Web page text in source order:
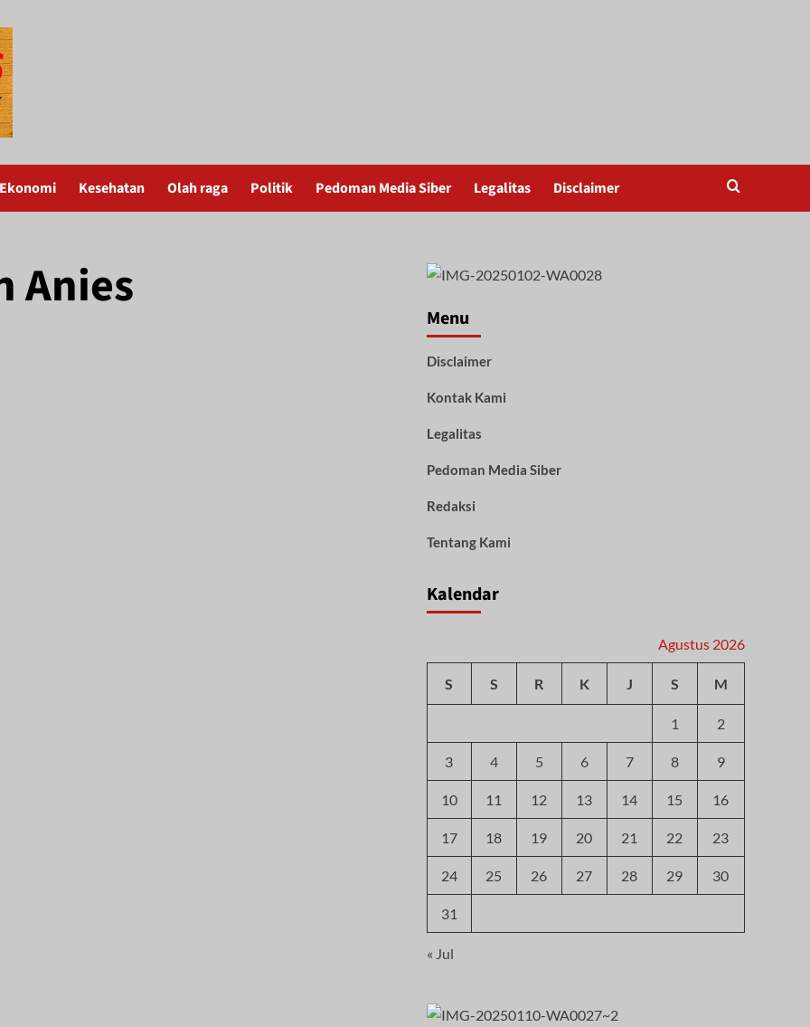
Ekonomi Kesehatan Olah raga Politik Pedoman Media Siber Legalitas Disclaimer
Anies
Menu
Disclaimer
Kontak Kami
Legalitas
Pedoman Media Siber
Redaksi
Tentang Kami
Kalendar
Agustus 2026
S S R K J S M
1 2
3 4 5 6 7 8 9
10 11 12 13 14 15 16
17 18 19 20 21 22 23
24 25 26 27 28 29 30
31
« Jul